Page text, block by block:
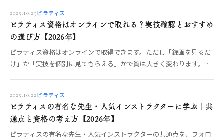
2025.10.29ピラティス
ピラティス資格はオンラインで取れる？実技確認とおすすめ
の選び方【2026年】
ピラティス資格はオンラインで取得できます。ただし「録画を見るだ
け」か「実技を個別に見てもらえる」かで質は大きく変わります。オ
ます。
2025.10.22ピラティス
ピラティスの有名な先生・人気インストラクターに学ぶ｜共
通点と資格の考え方【2026年】
ピラティスの有名な先生・人気インストラクターの共通点を、フォロ